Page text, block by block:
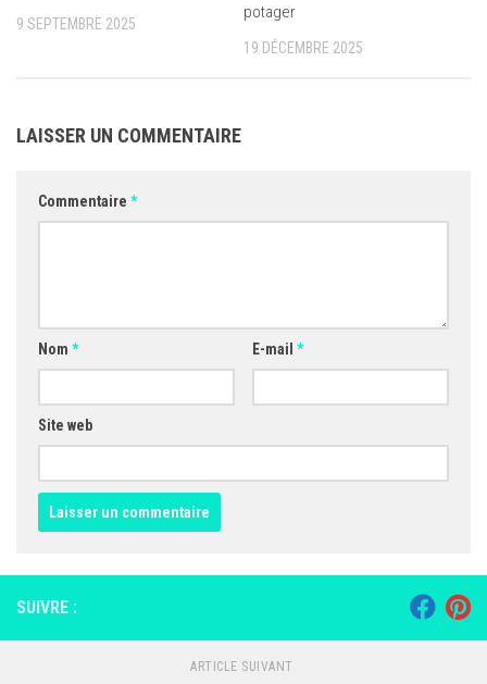
9 SEPTEMBRE 2025
potager
19 DÉCEMBRE 2025
LAISSER UN COMMENTAIRE
Commentaire *
Nom * E-mail *
Site web
SUIVRE :
ARTICLE SUIVANT